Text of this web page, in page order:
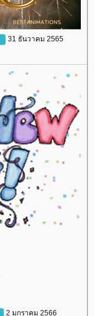
31 ธันวาคม 2565
2 มกราคม 2566